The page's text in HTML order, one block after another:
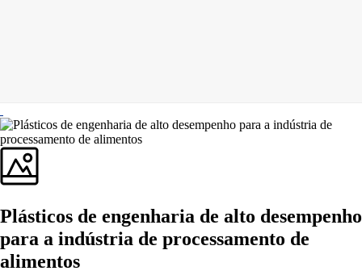
Plásticos de engenharia de alto desempenho
para a indústria de processamento de
alimentos